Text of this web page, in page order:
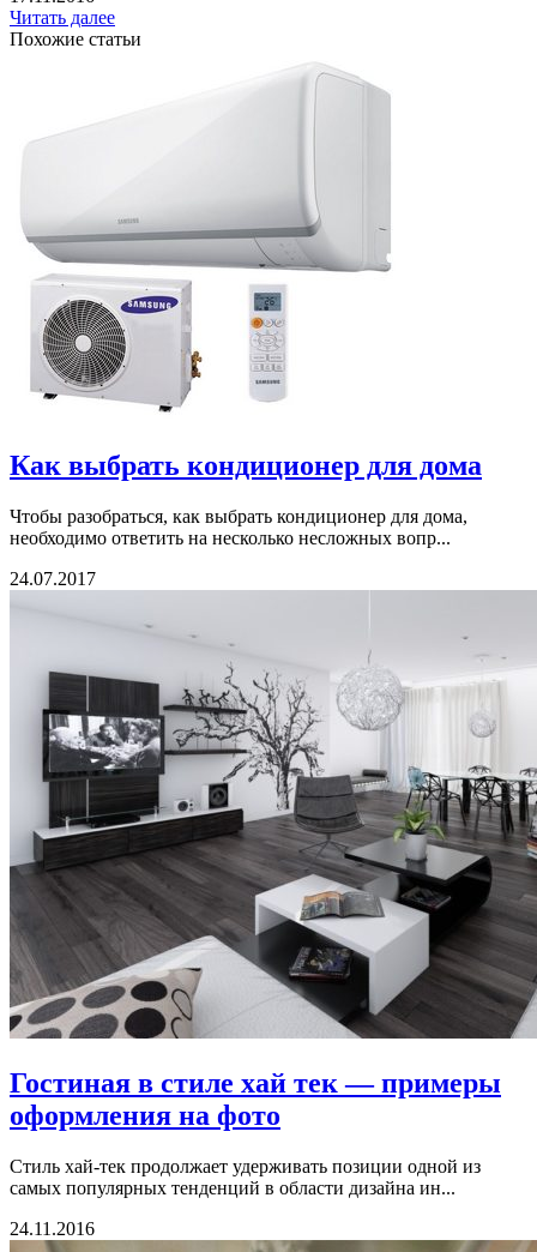
Читать далее
Похожие статьи
Как выбрать кондиционер для дома
Чтобы разобраться, как выбрать кондиционер для дома,
необходимо ответить на несколько несложных вопр...
24.07.2017
Гостиная в стиле хай тек — примеры
оформления на фото
Стиль хай-тек продолжает удерживать позиции одной из
самых популярных тенденций в области дизайна ин...
24.11.2016